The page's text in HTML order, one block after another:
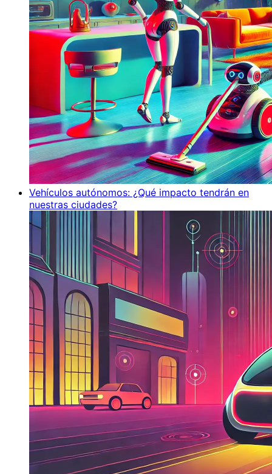
Vehículos autónomos: ¿Qué impacto tendrán en
nuestras ciudades?